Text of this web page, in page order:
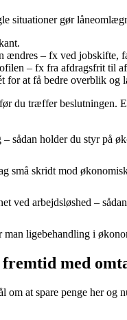
situationer gør
ændres – fx ved jobskifte,
– fx fra afdragsfrit til
for at få bedre overblik og
du træffer beslutningen.
sådan holder du styr på
små skridt mod
ved arbejdsløshed –
ligebehandling i
med
at spare penge her og